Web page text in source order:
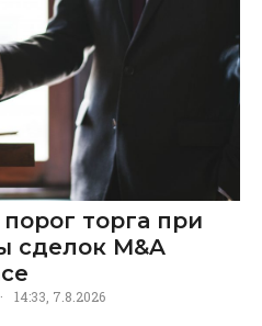
торга при
сделок M&A
· 14:33, 7.8.2026